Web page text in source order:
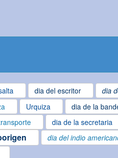
dia del escritor dia
Urquiza
dia de la
dia de la secretaria
dia del indio